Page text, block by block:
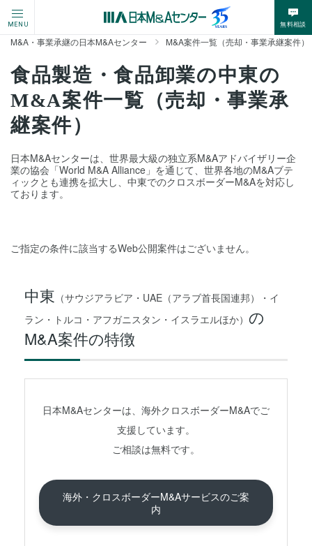
MENU 無料相談
M&A・事業承継の日本M&Aセンター M&A案件一覧（売却・事業承継案件）
食品製造・食品卸業の中東の
M&A案件一覧（売却・事業承
継案件）
日本M&Aセンターは、世界最大級の独立系M&Aアドバイザリー企
業の協会「World M&A Alliance」を通じて、世界各地のM&Aブテ
ィックとも連携を拡大し、中東でのクロスボーダーM&Aを対応し
ております。
ご指定の条件に該当するWeb公開案件はございません。
中東 （サウジアラビア・UAE（アラブ首長国連邦）・イ
ラン・トルコ・アフガニスタン・イスラエルほか） の
M&A案件の特徴
日本M&Aセンターは、海外クロスボーダーM&Aでご
支援しています。
ご相談は無料です。
海外・クロスボーダーM&Aサービスのご案
内